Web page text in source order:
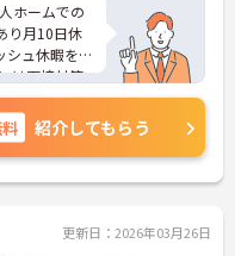
ホームでの
り月10日休
シュ休暇を
は面接対策
いたします
紹介してもらう
更新日：2026年03月26日